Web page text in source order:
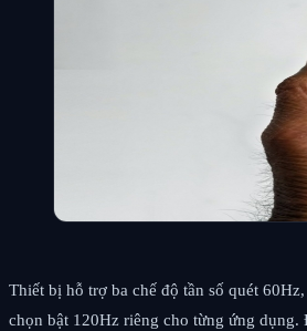
Thiết bị hỗ trợ ba chế độ tần số quét
chọn bật 120Hz riêng cho từng ứng dụng.